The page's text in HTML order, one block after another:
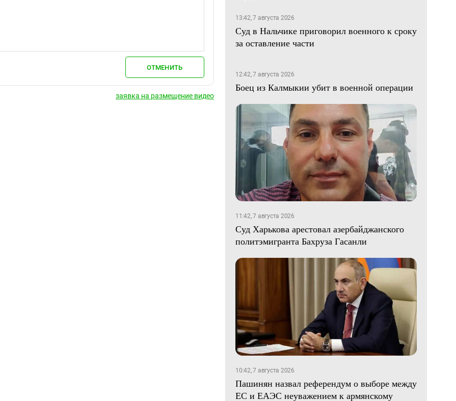
ОТМЕНИТЬ
заявка на размещение видео
13:42, 7 августа 2026
Суд в Нальчике приговорил военного к сроку
за оставление части
12:42, 7 августа 2026
Боец из Калмыкии убит в военной операции
11:42, 7 августа 2026
Суд Харькова арестовал азербайджанского
политэмигранта Бахруза Гасанли
10:42, 7 августа 2026
Пашинян назвал референдум о выборе между
ЕС и ЕАЭС неуважением к армянскому